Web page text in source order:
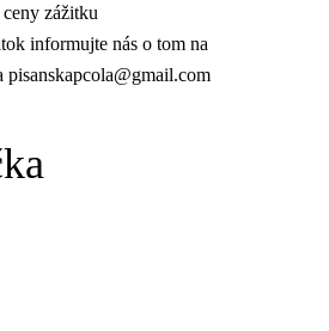
zážitku
informujte nás o tom na